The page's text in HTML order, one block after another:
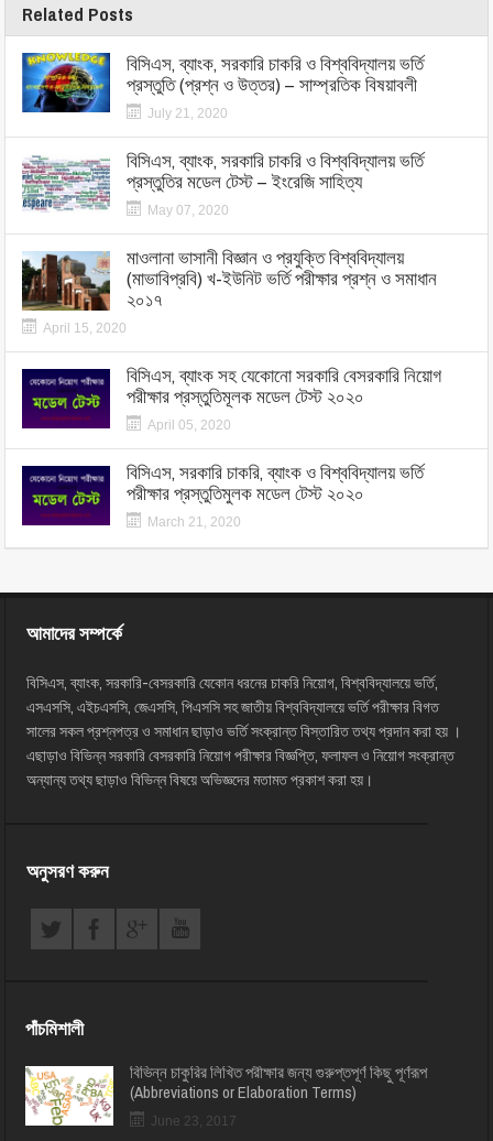
Related Posts
বিসিএস, ব্যাংক, সরকারি চাকরি ও বিশ্ববিদ্যালয় ভর্তি
প্রস্তুতি (প্রশ্ন ও উত্তর) – সাম্প্রতিক বিষয়াবলী
July 21, 2020
বিসিএস, ব্যাংক, সরকারি চাকরি ও বিশ্ববিদ্যালয় ভর্তি
প্রস্তুতির মডেল টেস্ট – ইংরেজি সাহিত্য
May 07, 2020
মাওলানা ভাসানী বিজ্ঞান ও প্রযুক্তি বিশ্ববিদ্যালয়
(মাভাবিপ্রবি) খ-ইউনিট ভর্তি পরীক্ষার প্রশ্ন ও সমাধান
২০১৭
April 15, 2020
বিসিএস, ব্যাংক সহ যেকোনো সরকারি বেসরকারি নিয়োগ
পরীক্ষার প্রস্তুতিমূলক মডেল টেস্ট ২০২০
April 05, 2020
বিসিএস, সরকারি চাকরি, ব্যাংক ও বিশ্ববিদ্যালয় ভর্তি
পরীক্ষার প্রস্তুতিমুলক মডেল টেস্ট ২০২০
March 21, 2020
আমাদের সম্পর্কে
বিসিএস, ব্যাংক, সরকারি-বেসরকারি যেকোন ধরনের চাকরি নিয়োগ, বিশ্ববিদ্যালয়ে ভর্তি,
এসএসসি, এইচএসসি, জেএসসি, পিএসসি সহ জাতীয় বিশ্ববিদ্যালয়ে ভর্তি পরীক্ষার বিগত
সালের সকল প্রশ্নপত্র ও সমাধান ছাড়াও ভর্তি সংক্রান্ত বিস্তারিত তথ্য প্রদান করা হয় ।
এছাড়াও বিভিন্ন সরকারি বেসরকারি নিয়োগ পরীক্ষার বিজ্ঞপ্তি, ফলাফল ও নিয়োগ সংক্রান্ত
অন্যান্য তথ্য ছাড়াও বিভিন্ন বিষয়ে অভিজ্ঞদের মতামত প্রকাশ করা হয়।
অনুসরণ করুন
পাঁচমিশালী
বিভিন্ন চাকুরির লিখিত পরীক্ষার জন্য গুরুপ্তপূর্ণ কিছু পূর্ণরূপ
(Abbreviations or Elaboration Terms)
June 23, 2017